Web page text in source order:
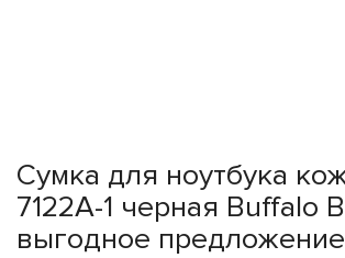
Сумка для ноутбука
7122A-1 черная Buffalo
выгодное